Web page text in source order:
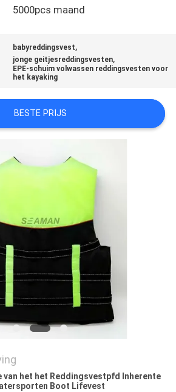
5000pcs maand
babyreddingsvest,
jonge geitjesreddingsvesten,
EPE-schuim volwassen reddingsvesten voor
het kayaking
BESTE PRIJS
van het het Reddingsvestpfd Inherente
Boot Lifevest